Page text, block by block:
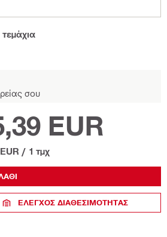
τεμάχια
σου
EUR
/ 1 τμχ
ΈΛΕΓΧΟΣ ΔΙΑΘΕΣΙΜΌΤΗΤΑΣ